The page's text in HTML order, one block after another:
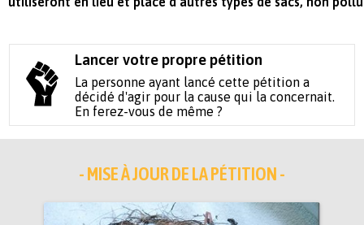
Lancer votre propre pétition
La personne ayant lancé cette pétition a
décidé d'agir pour la cause qui la concernait.
En ferez-vous de même ?
- MISE À JOUR DE LA PÉTITION -